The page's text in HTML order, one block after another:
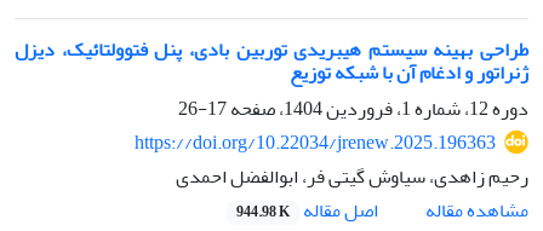
طراحی بهینه سیستم هیبریدی توربین بادی، پنل فتوولتائیک، دیزل
ژنراتور و ادغام آن با شبکه توزیع
دوره 12، شماره 1، فروردین 1404، صفحه
17-26
https://doi.org/10.22034/jrenew.2025.196363
رحیم زاهدی، سیاوش گیتی فر، ابوالفضل احمدی
مشاهده مقاله
اصل مقاله 944.98 K